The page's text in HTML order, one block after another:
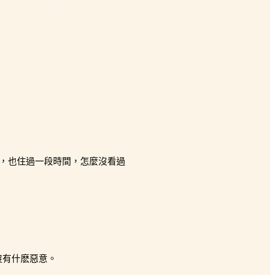
也住過一段時間，怎麼沒看過
什麽惡意。